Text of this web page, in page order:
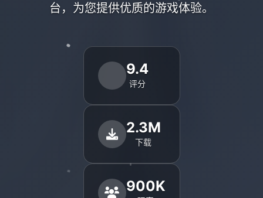
台，为您提供优质的游戏体验。
9.4
评分
2.3M
下载
900K